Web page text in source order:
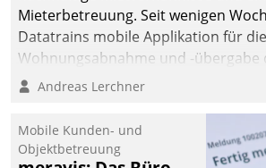
Mieterbetreuung. Seit wenigen
Datatrains mobile Applikation für die
Wohnungsabnahme und -übergabe
Mieter wohlgeordnet kommen und,
Andreas Lerchner
Mobile Kunden- und
Objektbetreuung